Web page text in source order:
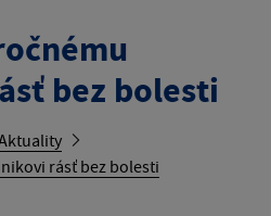
bez bolesti
rásť bez bolesti